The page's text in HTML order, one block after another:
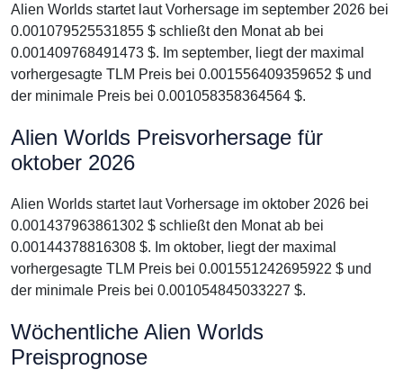
Alien Worlds startet laut Vorhersage im september 2026 bei
0.001079525531855 $ schließt den Monat ab bei
0.001409768491473 $. Im september, liegt der maximal
vorhergesagte TLM Preis bei 0.001556409359652 $ und
der minimale Preis bei 0.001058358364564 $.
Alien Worlds Preisvorhersage für
oktober 2026
Alien Worlds startet laut Vorhersage im oktober 2026 bei
0.001437963861302 $ schließt den Monat ab bei
0.00144378816308 $. Im oktober, liegt der maximal
vorhergesagte TLM Preis bei 0.001551242695922 $ und
der minimale Preis bei 0.001054845033227 $.
Wöchentliche Alien Worlds
Preisprognose